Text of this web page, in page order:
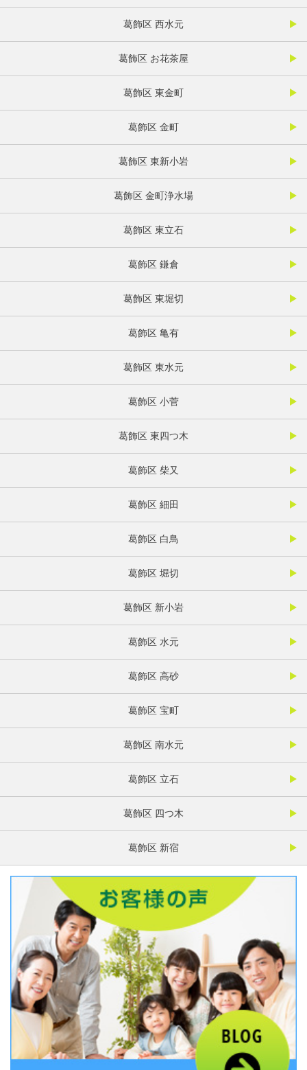
葛飾区 西水元
葛飾区 お花茶屋
葛飾区 東金町
葛飾区 金町
葛飾区 東新小岩
葛飾区 金町浄水場
葛飾区 東立石
葛飾区 鎌倉
葛飾区 東堀切
葛飾区 亀有
葛飾区 東水元
葛飾区 小菅
葛飾区 東四つ木
葛飾区 柴又
葛飾区 細田
葛飾区 白鳥
葛飾区 堀切
葛飾区 新小岩
葛飾区 水元
葛飾区 高砂
葛飾区 宝町
葛飾区 南水元
葛飾区 立石
葛飾区 四つ木
葛飾区 新宿